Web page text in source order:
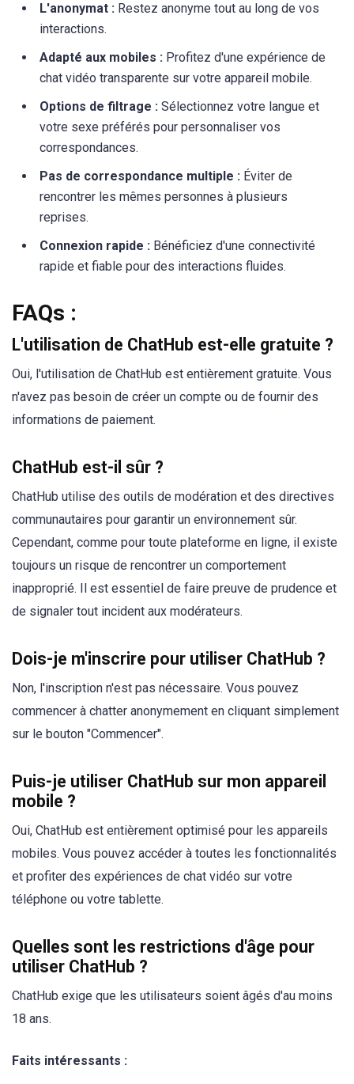
L'anonymat : Restez anonyme tout au long de vos
interactions.
Adapté aux mobiles : Profitez d'une expérience de
chat vidéo transparente sur votre appareil mobile.
Options de filtrage : Sélectionnez votre langue et
votre sexe préférés pour personnaliser vos
correspondances.
Pas de correspondance multiple : Éviter de
rencontrer les mêmes personnes à plusieurs
reprises.
Connexion rapide : Bénéficiez d'une connectivité
rapide et fiable pour des interactions fluides.
FAQs :
L'utilisation de ChatHub est-elle gratuite ?
Oui, l'utilisation de ChatHub est entièrement gratuite. Vous
n'avez pas besoin de créer un compte ou de fournir des
informations de paiement.
ChatHub est-il sûr ?
ChatHub utilise des outils de modération et des directives
communautaires pour garantir un environnement sûr.
Cependant, comme pour toute plateforme en ligne, il existe
toujours un risque de rencontrer un comportement
inapproprié. Il est essentiel de faire preuve de prudence et
de signaler tout incident aux modérateurs.
Dois-je m'inscrire pour utiliser ChatHub ?
Non, l'inscription n'est pas nécessaire. Vous pouvez
commencer à chatter anonymement en cliquant simplement
sur le bouton "Commencer".
Puis-je utiliser ChatHub sur mon appareil
mobile ?
Oui, ChatHub est entièrement optimisé pour les appareils
mobiles. Vous pouvez accéder à toutes les fonctionnalités
et profiter des expériences de chat vidéo sur votre
téléphone ou votre tablette.
Quelles sont les restrictions d'âge pour
utiliser ChatHub ?
ChatHub exige que les utilisateurs soient âgés d'au moins
18 ans.
Faits intéressants :